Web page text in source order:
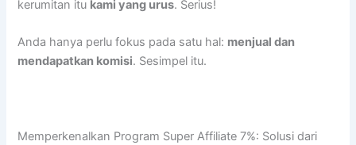
kerumitan itu kami yang urus. Serius!
Anda hanya perlu fokus pada satu hal: menjual dan
mendapatkan komisi. Sesimpel itu.
Memperkenalkan Program Super Affiliate 7%: Solusi dari